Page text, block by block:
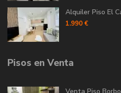
Alquiler Piso El
1.990 €
Pisos en Venta